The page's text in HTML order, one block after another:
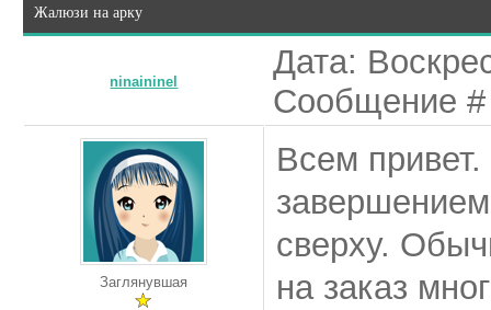
Жалюзи на арку
ninaininel
Дата:
Сообщение
Заглянувшая
Всем
сверху.
на заказ